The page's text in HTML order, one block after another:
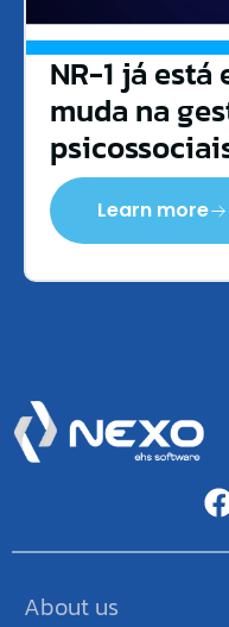
NR-1 já
muda na
Learn more
About us